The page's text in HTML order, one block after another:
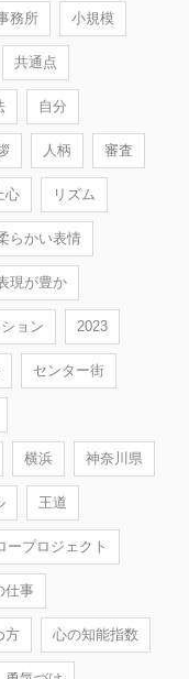
務所 小規模
共通点
自分
人柄 審査
心 リズム
らかい表情
現が豊か
ョン 2023
センター街
横浜 神奈川県
王道
ープロジェクト
仕事
方 心の知能指数